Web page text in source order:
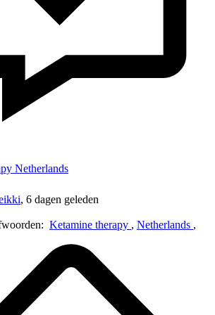
Netherlands
, 6 dagen geleden
Ketamine therapy , Netherlands ,